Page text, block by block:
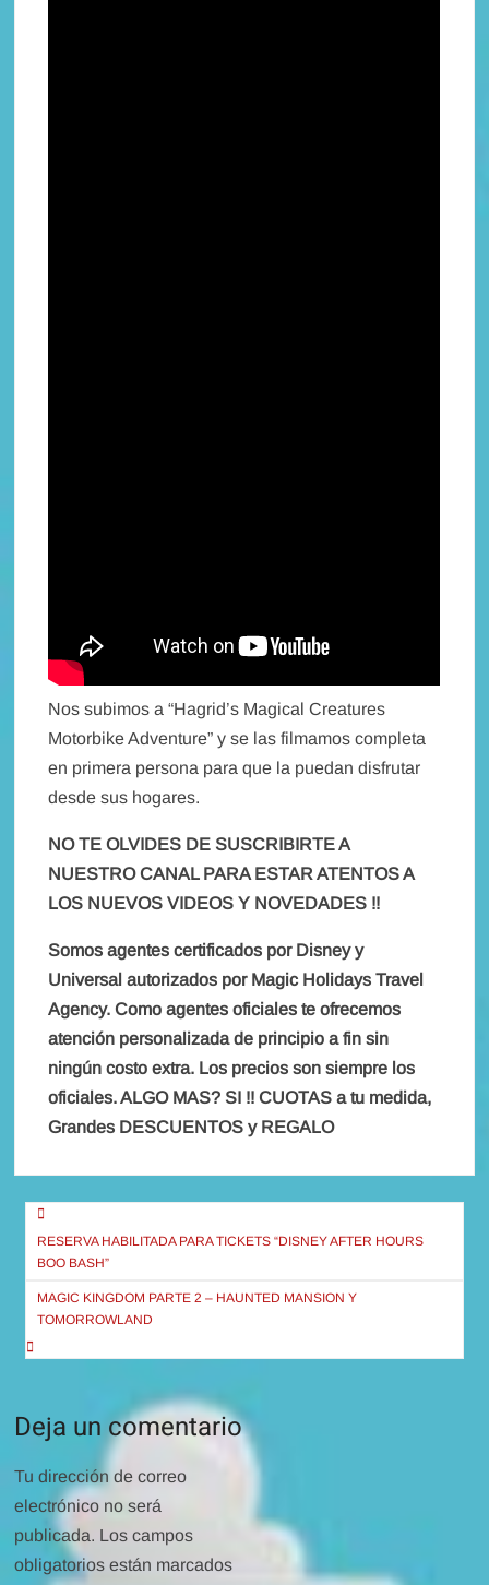
Nos subimos a “Hagrid’s Magical Creatures
Motorbike Adventure” y se las filmamos completa
en primera persona para que la puedan disfrutar
desde sus hogares.
NO TE OLVIDES DE SUSCRIBIRTE A
NUESTRO CANAL PARA ESTAR ATENTOS A
LOS NUEVOS VIDEOS Y NOVEDADES !!
Somos agentes certificados por Disney y
Universal autorizados por Magic Holidays Travel
Agency. Como agentes oficiales te ofrecemos
atención personalizada de principio a fin sin
ningún costo extra. Los precios son siempre los
oficiales. ALGO MAS? SI !! CUOTAS a tu medida,
Grandes DESCUENTOS y REGALO
Navegación
de
entradas
RESERVA HABILITADA PARA TICKETS “DISNEY AFTER HOURS
BOO BASH”
MAGIC KINGDOM PARTE 2 – HAUNTED MANSION Y
TOMORROWLAND
Deja un comentario
Tu dirección de correo
electrónico no será
publicada. Los campos
obligatorios están marcados